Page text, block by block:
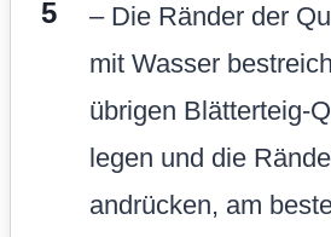
– Die Ränder der
mit Wasser
übrigen Blätterteig-
legen und die
andrücken, am